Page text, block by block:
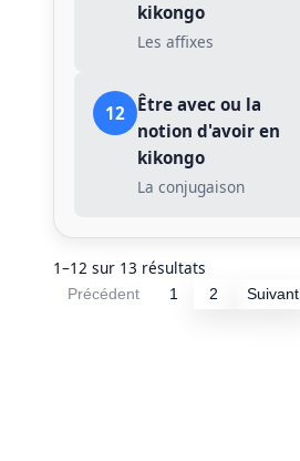
kikongo
Les affixes
12 Être avec ou la
notion d'avoir en
kikongo
La conjugaison
1–12 sur 13 résultats
Précédent 1 2 Suivant